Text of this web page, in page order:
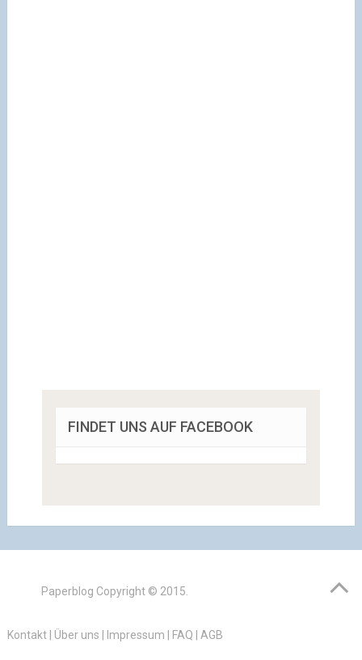
FINDET UNS AUF FACEBOOK
Paperblog Copyright © 2015.
Kontakt| Über uns Impressum FAQ AGB